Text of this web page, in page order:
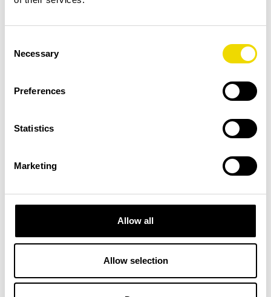
Selection
Necessary
Preferences
Statistics
Marketing
Allow all
Allow selection
0470-75 85 21
Kvalitets- och miljöchef
Flygsäkerhetskoordinator
E-post